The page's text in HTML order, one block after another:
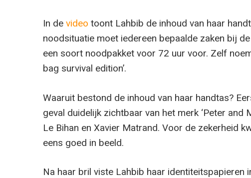
In de video toont Lahbib de inhoud van haar
noodsituatie moet iedereen bepaalde zaken bij
een soort noodpakket voor 72 uur voor. Zelf
bag survival edition’.
Waaruit bestond de inhoud van haar handtas?
geval duidelijk zichtbaar van het merk ‘Peter and
Le Bihan en Xavier Matrand. Voor de zekerheid
eens goed in beeld.
Na haar bril viste Lahbib haar identiteitspapieren